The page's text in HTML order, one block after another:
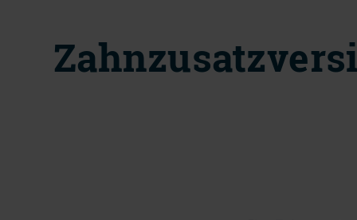
Mo - Do 8 -
Beratung